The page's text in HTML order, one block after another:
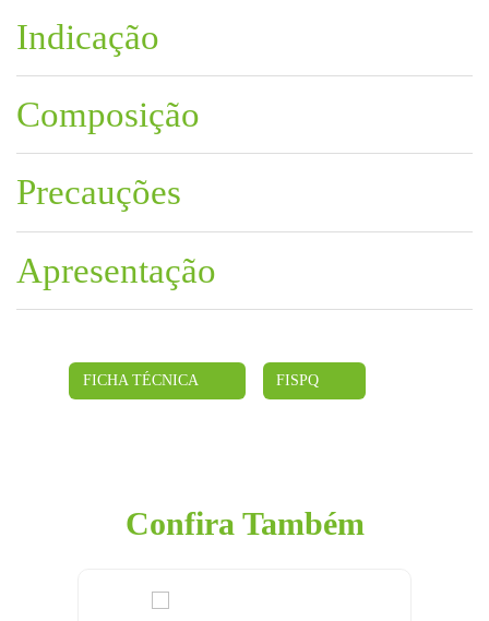
Indicação
Composição
Precauções
Apresentação
FICHA TÉCNICA FISPQ
Confira Também